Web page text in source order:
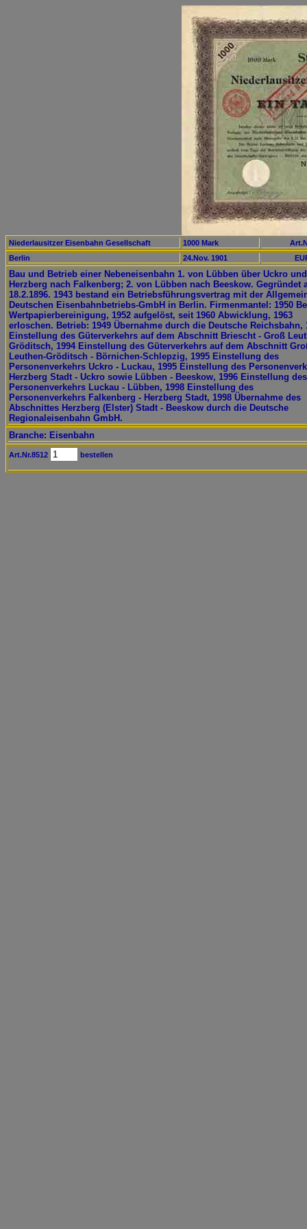
Niederlausitzer Eisenbahn Gesellschaft 1000 Mark
Berlin
24.Nov. 1901
Bau und Betrieb einer Nebeneisenbahn 1. von Lübben über Uckro
Herzberg nach Falkenberg; 2. von Lübben nach Beeskow. Gegründet
18.2.1896. 1943 bestand ein Betriebsführungsvertrag mit der
Deutschen Eisenbahnbetriebs-GmbH in Berlin. Firmenmantel: 1950
Wertpapierbereinigung, 1952 aufgelöst, seit 1960 Abwicklung, 1963
erloschen. Betrieb: 1949 Übernahme durch die Deutsche Reichsbahn,
Einstellung des Güterverkehrs auf dem Abschnitt Briescht - Groß
Gröditsch, 1994 Einstellung des Güterverkehrs auf dem Abschnitt
Leuthen-Gröditsch - Börnichen-Schlepzig, 1995 Einstellung des
Personenverkehrs Uckro - Luckau, 1995 Einstellung des
Herzberg Stadt - Uckro sowie Lübben - Beeskow, 1996 Einstellung des
Personenverkehrs Luckau - Lübben, 1998 Einstellung des
Personenverkehrs Falkenberg - Herzberg Stadt, 1998 Übernahme des
Abschnittes Herzberg (Elster) Stadt - Beeskow durch die Deutsche
Regionaleisenbahn GmbH.
Branche: Eisenbahn
Art.Nr.8512 bestellen